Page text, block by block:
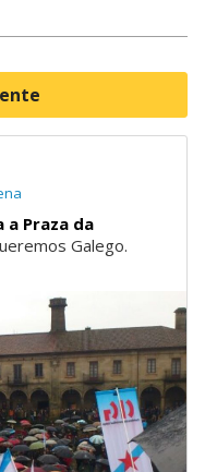
a Praza da
Galego.